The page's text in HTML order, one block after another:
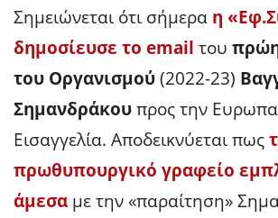
Σημειώνεται ότι σήμερα η
δημοσίευσε το email του
του Οργανισμού(2022-23)
Σημανδράκουπρος την
Εισαγγελία. Αποδεικνύεται πως
πρωθυπουργικό γραφείο
άμεσα με την «παραίτηση»